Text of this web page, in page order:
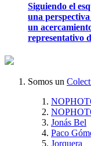
Siguiendo el
una
un
representativo
Somos un
Jonás Bel
Paco
Jorquera